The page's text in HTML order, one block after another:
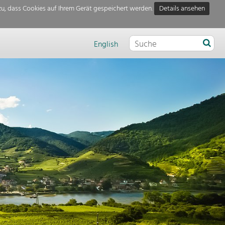
dass Cookies auf Ihrem Gerät gespeichert werden.
Details ansehen
English